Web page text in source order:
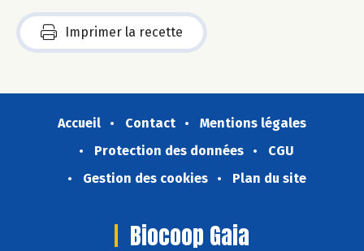
Imprimer la recette
Accueil Contact
Mentions légales
Protection des données
CGU
Gestion des cookies
Plan du site
Biocoop Gaia